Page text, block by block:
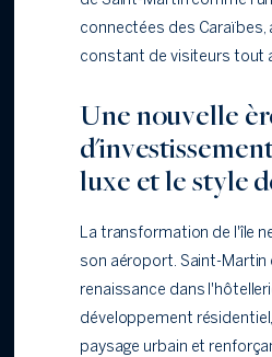
connectées des Caraïbes,
constant de visiteurs tout
Une nouvelle
luxe et le style
La transformation de l'île
son aéroport. Saint-Martin
renaissance dans
développement
paysage urbain et